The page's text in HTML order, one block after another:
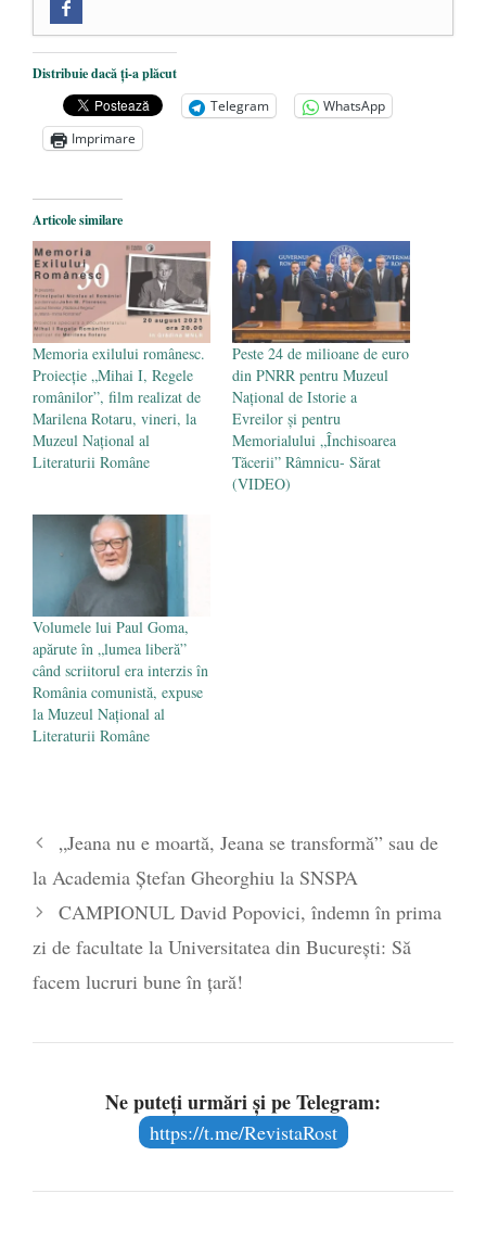
Mănăstirea „Sfânta Ana” Rohia. Părintele
Nicolae Steinhardt, comemorat la 102 ani
de la naștere - 29 iulie 2024
„Carnea cultivată” în laborator, tot mai
comercializare în UE
Părintele mărturisitor Constantin
Voicescu, pomenit, duminică, la
Mănăstirea Cernica - 27 iulie 2024
Distribuie dacă ți-a plăcut
Telegram
WhatsApp
Imprimare
Articole similare
Memoria exilului românesc.
Proiecție „Mihai I, Regele
românilor”, film realizat de
Marilena Rotaru, vineri, la
Muzeul Național al
Literaturii Române
Peste 24 de milioane de euro
din PNRR pentru Muzeul
Naţional de Istorie a
Evreilor şi pentru
Memorialului „Închisoarea
Tăcerii” Râmnicu- Sărat
(VIDEO)
Volumele lui Paul Goma,
apărute în „lumea liberă”
când scriitorul era interzis în
România comunistă, expuse
la Muzeul Național al
Literaturii Române
„Jeana nu e moartă, Jeana se transformă” sau de
la Academia Ștefan Gheorghiu la SNSPA
CAMPIONUL David Popovici, îndemn în prima
zi de facultate la Universitatea din București: Să
facem lucruri bune în țară!
Ne puteți urmări și pe Telegram:
https://t.me/RevistaRost